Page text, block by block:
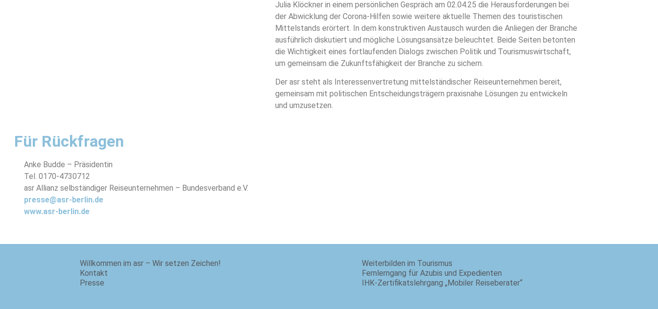
Julia Klöckner in einem persönlichen Gespräch am 02.04.25 die Herausforderungen bei
der Abwicklung der Corona-Hilfen sowie weitere aktuelle Themen des touristischen
Mittelstands erörtert. In dem konstruktiven Austausch wurden die Anliegen der Branche
ausführlich diskutiert und mögliche Lösungsansätze beleuchtet. Beide Seiten betonten
die Wichtigkeit eines fortlaufenden Dialogs zwischen Politik und Tourismuswirtschaft,
um gemeinsam die Zukunftsfähigkeit der Branche zu sichern.
Der asr steht als Interessenvertretung mittelständischer Reiseunternehmen bereit,
gemeinsam mit politischen Entscheidungsträgern praxisnahe Lösungen zu entwickeln
und umzusetzen.
Für Rückfragen
Anke Budde – Präsidentin
Tel. 0170-4730712
asr Allianz selbständiger Reiseunternehmen – Bundesverband e.V.
presse@asr-berlin.de
www.asr-berlin.de
Willkommen im asr – Wir setzen Zeichen!
Kontakt
Presse
Weiterbilden im Tourismus
Fernlerngang für Azubis und Expedienten
IHK-Zertifikatslehrgang „Mobiler Reiseberater“